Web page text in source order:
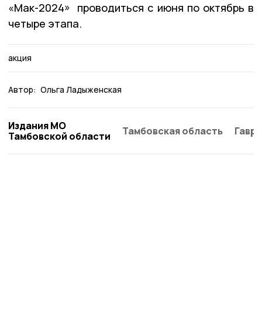
«Мак-2024» проводиться с июня по октябрь в
четыре этапа.
акция
Автор: Ольга Ладыженская
Издания МО
Тамбовской области
Тамбовская область